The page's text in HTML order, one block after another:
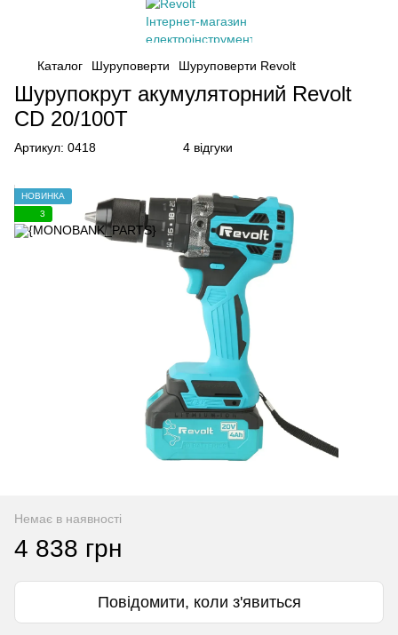
Каталог Шуруповерти Шуруповерти Revolt
Шурупокрут акумуляторний Revolt
СD 20/100T
Артикул: 0418 4 відгуки
НОВИНКА
3
Немає в наявності
4 838 грн
Повідомити, коли з'явиться